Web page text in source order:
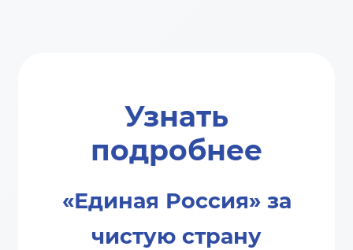
Узнать
подробнее
«Единая Россия»за
чистую страну